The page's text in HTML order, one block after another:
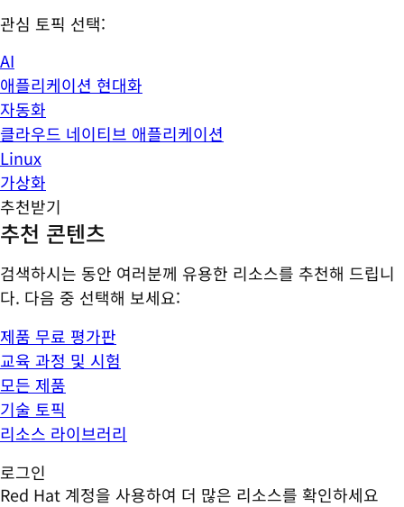
관심 토픽 선택:
AI
애플리케이션 현대화
자동화
클라우드 네이티브 애플리케이션
Linux
가상화
추천받기
추천 콘텐츠
검색하시는 동안 여러분께 유용한 리소스를 추천해 드립니
다. 다음 중 선택해 보세요:
제품 무료 평가판
교육 과정 및 시험
모든 제품
기술 토픽
리소스 라이브러리
로그인
Red Hat 계정을 사용하여 더 많은 리소스를 확인하세요